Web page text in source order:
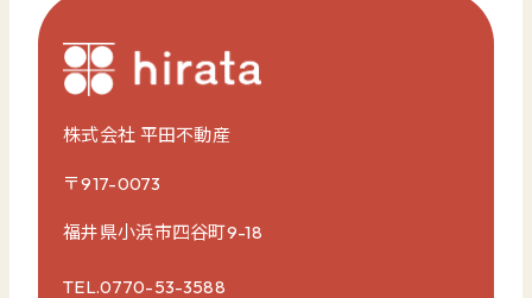
株式会社 平田不動産
〒917-0073
福井県小浜市四谷町9-18
TEL.0770-53-3588